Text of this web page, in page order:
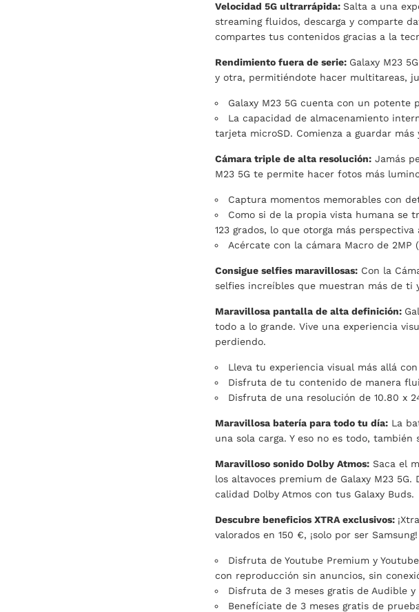
Velocidad 5G ultrarrápida: Salta a una
streaming fluidos, descarga y comparte
compartes tus contenidos gracias a la
Rendimiento fuera de serie: Galaxy M23
y otra, permitiéndote hacer multitareas,
Galaxy M23 5G cuenta con un potente
La capacidad de almacenamiento
tarjeta microSD. Comienza a guardar más
Cámara triple de alta resolución: Jamás
M23 5G te permite hacer fotos más
Captura momentos memorables con
Como si de la propia vista humana se
123 grados, lo que otorga más
Acércate con la cámara Macro de
Consigue selfies maravillosas: Con la
selfies increíbles que muestran más de ti
Maravillosa pantalla de alta definición:
todo a lo grande. Vive una experiencia
perdiendo.
Lleva tu experiencia visual más allá
Disfruta de tu contenido de manera
Disfruta de una resolución de 10.80 x
Maravillosa batería para todo tu día: La
una sola carga. Y eso no es todo,
Maravilloso sonido Dolby Atmos: Saca el
los altavoces premium de Galaxy M23
calidad Dolby Atmos con tus Galaxy Buds.
Descubre beneficios XTRA exclusivos:
valorados en 150 €, ¡solo por ser Samsung!
Disfruta de Youtube Premium y
con reproducción sin anuncios, sin
Disfruta de 3 meses gratis de Audible
Benefíciate de 3 meses gratis de